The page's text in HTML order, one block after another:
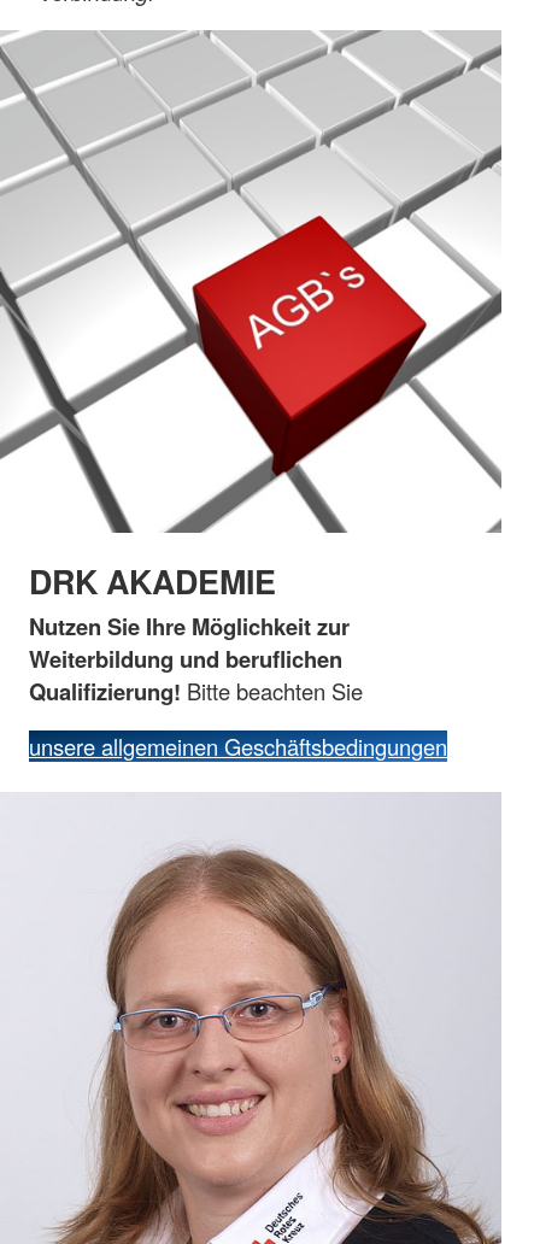
DRK AKADEMIE
Nutzen Sie Ihre Möglichkeit zur
Weiterbildung und beruflichen
Qualifizierung! Bitte beachten Sie
unsere allgemeinen Geschäftsbedingungen